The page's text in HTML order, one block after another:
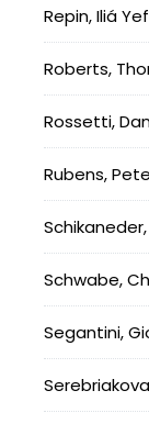
Repin, Iliá
Roberts,
Rossetti,
Rubens,
Schwabe,
Segantini,